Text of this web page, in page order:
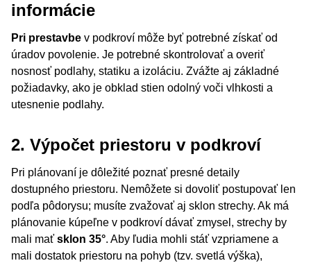
informácie
Pri prestavbe v podkroví môže byť potrebné získať od
úradov povolenie. Je potrebné skontrolovať a overiť
nosnosť podlahy, statiku a izoláciu. Zvážte aj základné
požiadavky, ako je obklad stien odolný voči vlhkosti a
utesnenie podlahy.
2. Výpočet priestoru v podkroví
Pri plánovaní je dôležité poznať presné detaily
dostupného priestoru. Nemôžete si dovoliť postupovať len
podľa pôdorysu; musíte zvažovať aj sklon strechy. Ak má
plánovanie kúpeľne v podkroví dávať zmysel, strechy by
mali mať sklon 35°. Aby ľudia mohli stáť vzpriamene a
mali dostatok priestoru na pohyb (tzv. svetlá výška),